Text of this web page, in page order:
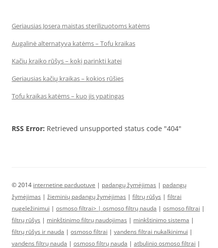
Geriausias Josera maistas sterilizuotoms katėms
Augalinė alternatyva katėms – Tofu kraikas
Kačių kraiko rūšys – kokį parinkti katei
Geriausias kačių kraikas – kokios rūšies
Tofu kraikas katėms – kuo jis ypatingas
RSS Error: Retrieved unsupported status code "404"
© 2014 internetine parduotuve | padangų žymėjimas | padangų
žymėjimas | žieminių padangų žymėjimas | filtrų rūšys | filtrai
nugeležinimui | osmoso filtrai> | osmoso filtrų nauda | osmoso filtrai |
filtrų rūšys | minkštinimo filtrų naudojimas | minkštinimo sistema |
filtrų rūšys ir nauda | osmoso filtrai | vandens filtrai nukalkinimui |
vandens filtrų nauda | osmoso filtrų nauda | atbulinio osmoso filtrai |